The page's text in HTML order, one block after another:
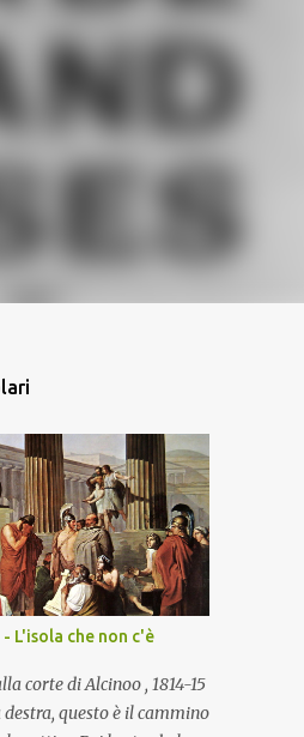
L'isola che non c'è
corte di Alcinoo , 1814-15
destra, questo è il cammino